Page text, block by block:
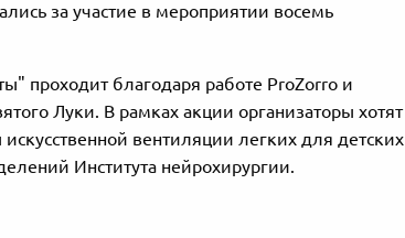
за участие в мероприятии восемь
проходит благодаря работе ProZorro и
Луки. В рамках акции организаторы хотят
вентиляции легких для детских
Института нейрохирургии.